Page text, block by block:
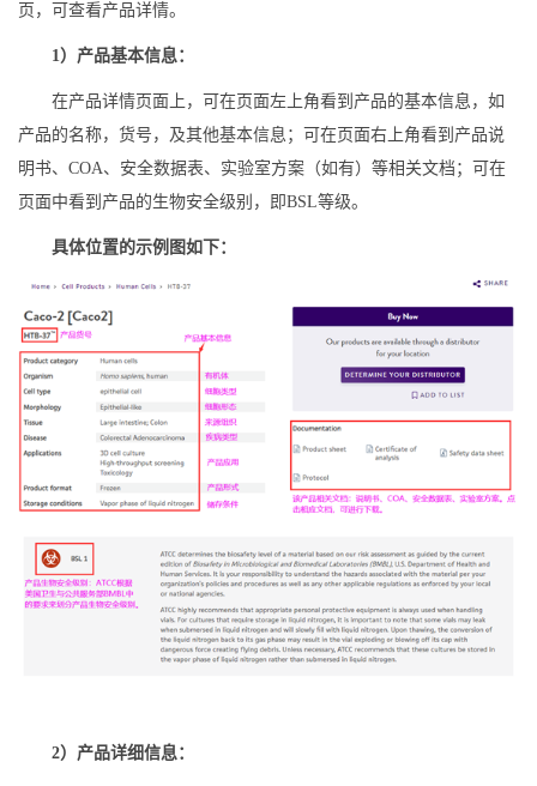
页，可查看产品详情。
1）产品基本信息：
在产品详情页面上，可在页面左上角看到产品的基本信息，如
产品的名称，货号，及其他基本信息；可在页面右上角看到产品说
明书、COA、安全数据表、实验室方案（如有）等相关文档；可在
页面中看到产品的生物安全级别，即BSL等级。
具体位置的示例图如下：
2）产品详细信息：